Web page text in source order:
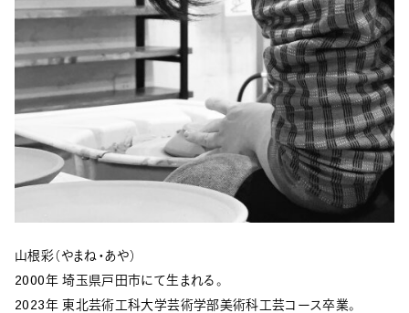
山根彩（やまね・あや）
2000年 埼玉県戸田市にて生まれる。
2023年 東北芸術工科大学芸術学部美術科工芸コース卒業。